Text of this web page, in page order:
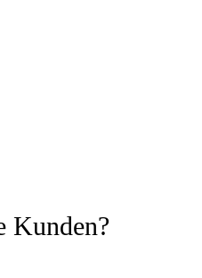
Kunden?